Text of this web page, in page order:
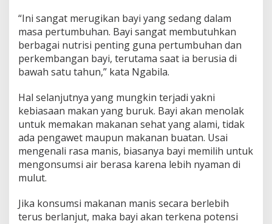
“Ini sangat merugikan bayi yang sedang dalam
masa pertumbuhan. Bayi sangat membutuhkan
berbagai nutrisi penting guna pertumbuhan dan
perkembangan bayi, terutama saat ia berusia di
bawah satu tahun,” kata Ngabila.
Hal selanjutnya yang mungkin terjadi yakni
kebiasaan makan yang buruk. Bayi akan menolak
untuk memakan makanan sehat yang alami, tidak
ada pengawet maupun makanan buatan. Usai
mengenali rasa manis, biasanya bayi memilih untuk
mengonsumsi air berasa karena lebih nyaman di
mulut.
Jika konsumsi makanan manis secara berlebih
terus berlanjut, maka bayi akan terkena potensi